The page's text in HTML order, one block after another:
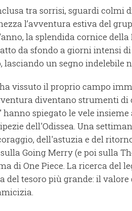
tra sorrisi, sguardi colmi
l’avventura estiva del
la splendida cornice della
da sfondo a giorni intensi
un segno indelebile
vissuto il proprio campo
diventano strumenti di
hanno spiegato le vele
dell'Odissea. Una
dell'astuzia e del
Going Merry (e poi sulla
di One Piece. La ricerca del
del tesoro più grande: il